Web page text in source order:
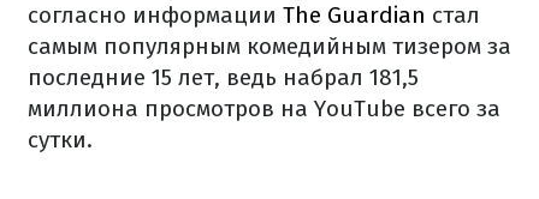
согласно информации The Guardian стал
самым популярным комедийным тизером за
последние 15 лет, ведь набрал 181,5
миллиона просмотров на YouTube всего за
сутки.